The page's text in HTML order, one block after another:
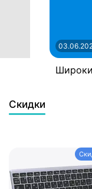
03.06.2026
Широкий
Скидки